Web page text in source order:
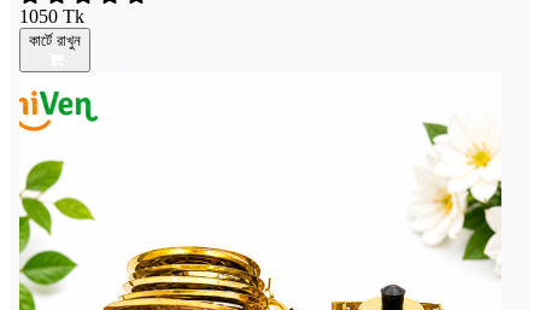
1050 Tk
কার্টে রাখুন